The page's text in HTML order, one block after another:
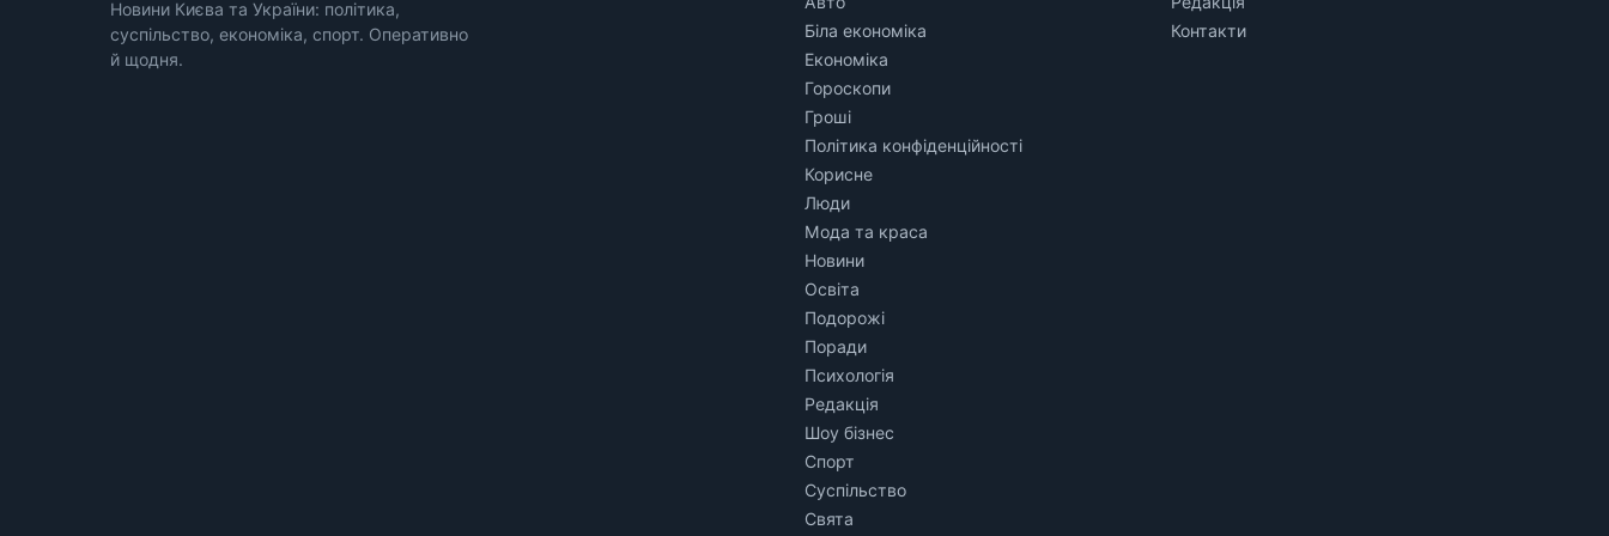
Новини Києва та України: політика,
суспільство, економіка, спорт. Оперативно
й щодня.
Біла економіка
Економіка
Гороскопи
Гроші
Політика конфіденційності
Корисне
Люди
Мода та краса
Новини
Освіта
Подорожі
Поради
Психологія
Редакція
Шоу бізнес
Спорт
Суспільство
Свята
Контакти